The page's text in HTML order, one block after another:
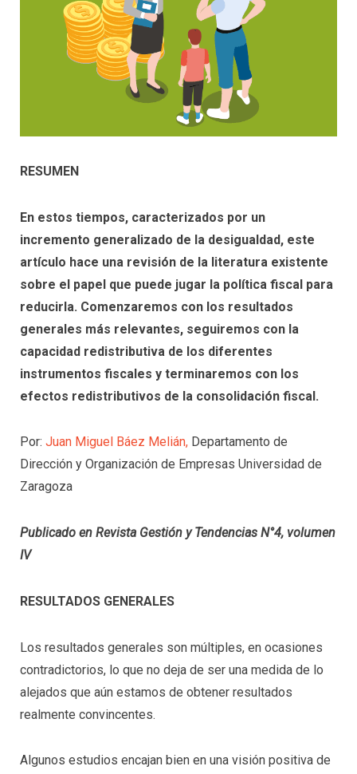
RESUMEN
En estos tiempos, caracterizados por un
incremento generalizado de la desigualdad, este
artículo hace una revisión de la literatura existente
sobre el papel que puede jugar la política fiscal para
reducirla. Comenzaremos con los resultados
generales más relevantes, seguiremos con la
capacidad redistributiva de los diferentes
instrumentos fiscales y terminaremos con los
efectos redistributivos de la consolidación fiscal.
Por: Juan Miguel Báez Melián, Departamento de
Dirección y Organización de Empresas Universidad de
Zaragoza
Publicado en Revista Gestión y Tendencias N°4, volumen
IV
RESULTADOS GENERALES
Los resultados generales son múltiples, en ocasiones
contradictorios, lo que no deja de ser una medida de lo
alejados que aún estamos de obtener resultados
realmente convincentes.
Algunos estudios encajan bien en una visión positiva de